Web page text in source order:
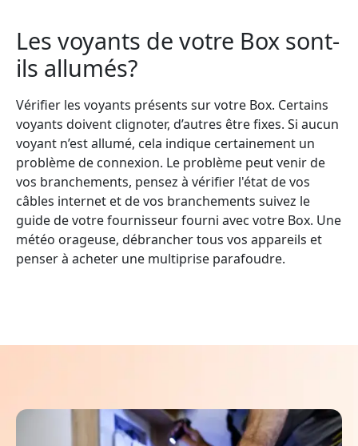
Les voyants de votre Box sont-
ils allumés?
Vérifier les voyants présents sur votre Box. Certains
voyants doivent clignoter, d’autres être fixes. Si aucun
voyant n’est allumé, cela indique certainement un
problème de connexion. Le problème peut venir de
vos branchements, pensez à vérifier l'état de vos
câbles internet et de vos branchements suivez le
guide de votre fournisseur fourni avec votre Box. Une
météo orageuse, débrancher tous vos appareils et
penser à acheter une multiprise parafoudre.